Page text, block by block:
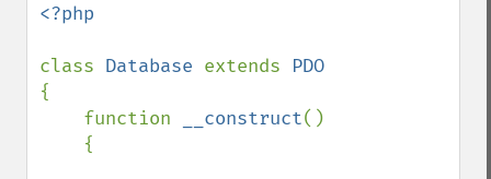
<?php
class Database extends
{
    function
__construct()